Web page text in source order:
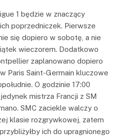
1 będzie w znaczący
poprzedniczek. Pierwsze
się dopiero w sobotę, a nie
wieczorem. Dodatkowo
zaplanowano dopiero
Paris Saint-Germain kluczowe
O godzinie 17:00
mistrza Francji z SM
SMC zaciekle walczy o
klasie rozgrywkowej, zatem
ich do upragnionego